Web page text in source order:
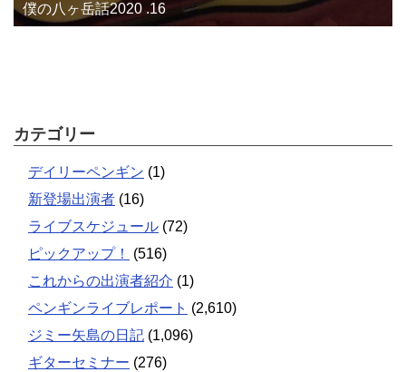
僕の八ヶ岳話2020 .16
カテゴリー
デイリーペンギン (1)
新登場出演者 (16)
ライブスケジュール (72)
ピックアップ！
(516)
これからの出演者紹介 (1)
ペンギンライブレポート (2,610)
ジミー矢島の日記 (1,096)
ギターセミナー (276)